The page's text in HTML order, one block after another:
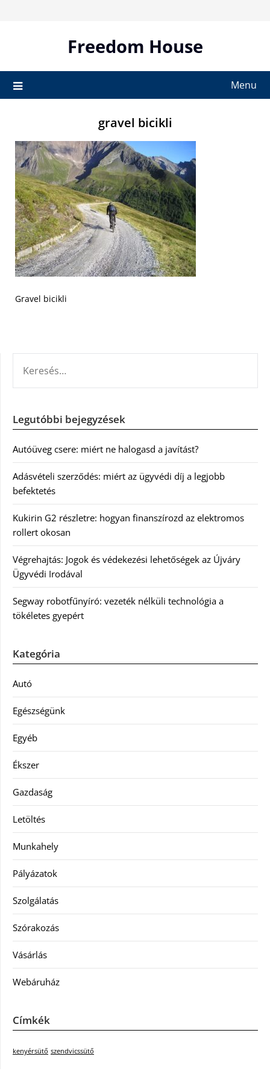
Freedom House
Menu
gravel bicikli
Gravel bicikli
Legutóbbi bejegyzések
Autóüveg csere: miért ne halogasd a javítást?
Adásvételi szerződés: miért az ügyvédi díj a legjobb
befektetés
Kukirin G2 részletre: hogyan finanszírozd az elektromos
rollert okosan
Végrehajtás: Jogok és védekezési lehetőségek az Újváry
Ügyvédi Irodával
Segway robotfűnyíró: vezeték nélküli technológia a
tökéletes gyepért
Kategória
Autó
Egészségünk
Egyéb
Ékszer
Gazdaság
Letöltés
Munkahely
Pályázatok
Szolgálatás
Szórakozás
Vásárlás
Webáruház
Címkék
kenyérsütő szendvicssütő